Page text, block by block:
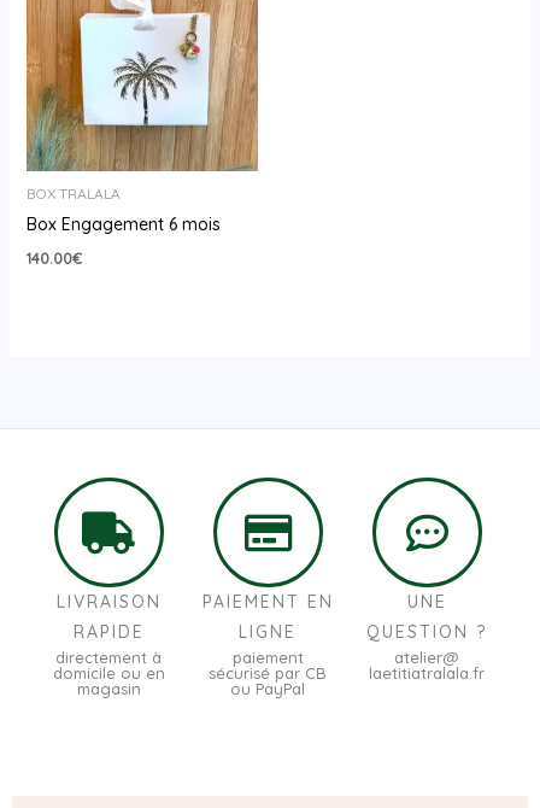
BOX TRALALA
Box Engagement 6 mois
140.00€
LIVRAISON
RAPIDE
directement à
domicile ou en
magasin
PAIEMENT EN
LIGNE
paiement
sécurisé par CB
ou PayPal
UNE
QUESTION ?
atelier@
laetitiatralala.fr